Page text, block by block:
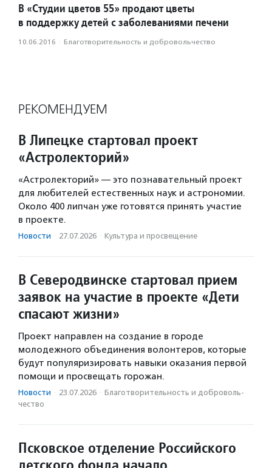
В «Студии цветов 55» продают цветы
в поддержку детей с заболеваниями печени
10.06.2016 · Благотвори­тель­ность и доброволь­чест­во
РЕКОМЕНДУЕМ
В Липецке стартовал проект
«Астролекторий»
«Астролекторий» — это познавательный проект
для любителей естественных наук и астрономии.
Около 400 липчан уже готовятся принять участие
в проекте.
Новости · 27.07.2026 · Культура и просвещение
В Северодвинске стартовал прием
заявок на участие в проекте «Дети
спасают жизни»
Проект направлен на создание в городе
молодежного объединения волонтеров, которые
будут популяризировать навыки оказания первой
помощи и просвещать горожан.
Новости · 23.07.2026 · Благотвори­тель­ность и доброволь­
чест­во
Псковское отделение Российского